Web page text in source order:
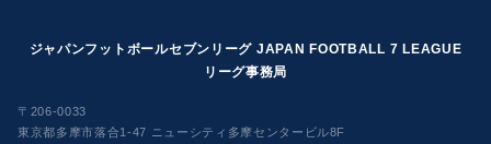
ジャパンフットボールセブンリーグ JAPAN FOOTBALL 7 LEAGUE
リーグ事務局
〒206-0033
東京都多摩市落合1-47 ニューシティ多摩センタービル8F